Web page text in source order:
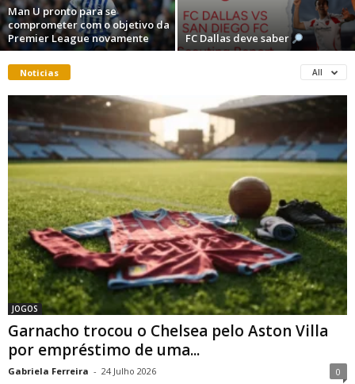
Man U pronto para se
comprometer com o objetivo da
Premier League novamente
FC Dallas deve saber
Noticias All
JOGOS
Garnacho trocou o Chelsea pelo Aston Villa
por empréstimo de uma...
Gabriela Ferreira - 24 Julho 2026 0